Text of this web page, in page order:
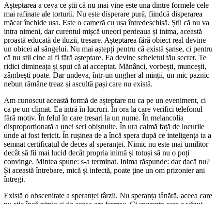
Așteptarea a ceva ce știi că nu mai vine este una dintre formele cele
mai rafinate ale torturii. Nu este disperare pură, fiindcă disperarea
măcar închide ușa. Este o cameră cu ușa întredeschisă. Știi că nu va
intra nimeni, dar curentul mișcă uneori perdeaua și inima, această
proastă educată de iluzii, tresare. Așteptarea fără obiect real devine
un obicei al sângelui. Nu mai aștepți pentru că există șanse, ci pentru
că nu știi cine ai fi fără așteptare. Ea devine scheletul tău secret. Te
ridici dimineața și spui că ai acceptat. Mănânci, vorbești, muncești,
zâmbești poate. Dar undeva, într-un ungher al minții, un mic paznic
nebun rămâne treaz și ascultă pași care nu există.
Am cunoscut această formă de așteptare nu ca pe un eveniment, ci
ca pe un climat. Ea intră în lucruri. În ora la care verifici telefonul
fără motiv. În felul în care tresari la un nume. În melancolia
disproporționată a unei seri obișnuite. În ura calmă față de locurile
unde ai fost fericit. În rușinea de a încă spera după ce inteligența ta a
semnat certificatul de deces al speranței. Nimic nu este mai umilitor
decât să fii mai lucid decât propria inimă și totuși să nu o poți
convinge. Mintea spune: s-a terminat. Inima răspunde: dar dacă nu?
Și această întrebare, mică și infectă, poate ține un om prizonier ani
întregi.
Există o obscenitate a speranței târzii. Nu speranța tânără, aceea care